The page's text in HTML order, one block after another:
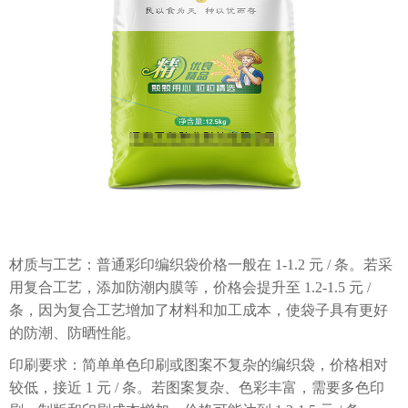
材质与工艺：普通彩印编织袋价格一般在 1-1.2 元 / 条。若采
用复合工艺，添加防潮内膜等，价格会提升至 1.2-1.5 元 /
条，因为复合工艺增加了材料和加工成本，使袋子具有更好
的防潮、防晒性能。
印刷要求：简单单色印刷或图案不复杂的编织袋，价格相对
较低，接近 1 元 / 条。若图案复杂、色彩丰富，需要多色印